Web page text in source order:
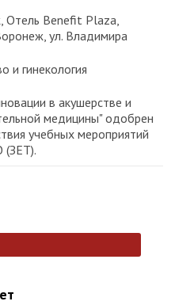
Отель Benefit Plaza,
ул. Владимира
и гинекология
в акушерстве и
медицины" одобрен
учебных мероприятий
(ЗЕТ).